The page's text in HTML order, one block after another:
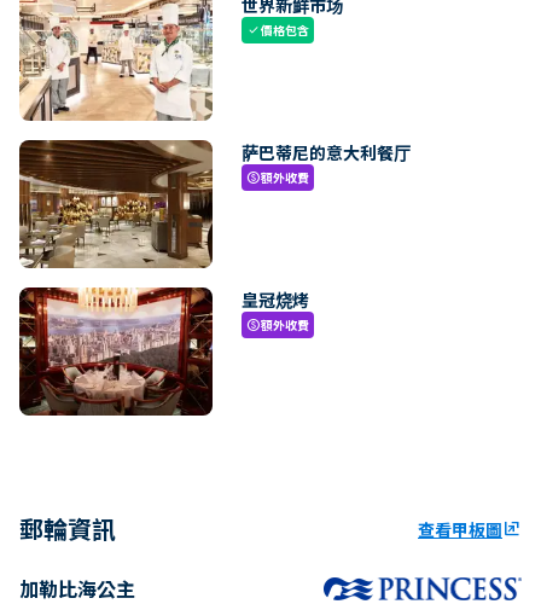
check價格包含
萨巴蒂尼的意大利餐厅
paid額外收費
皇冠烧烤
paid額外收費
郵輪資訊 查看甲板圖ungroup
加勒比海公主